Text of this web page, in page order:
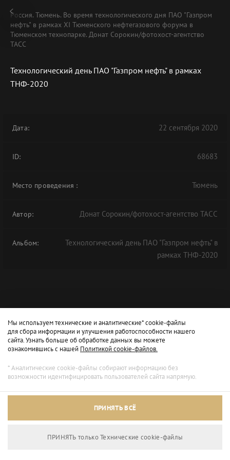
Россия. Тюмень. Во время технологического дня ПАО "Газпром
нефть" в рамках XI Тюменского нефтегазового форума в
Тюменском технопарке. Донат Сорокин/фотохост-агентство
ТАСС
Технологический день ПАО "Газпром нефть" в рамках
ТНФ-2020
Дата: 22 сентября 2020
ID: 68683
Место проведения : Тюмень
Автор: Донат Сорокин/фотохост-агентство ТАСС
Альбом:
Технологический день ПАО "Газпром нефть" в
рамках ТНФ-2020
Мы используем технические и аналитические* cookie-файлы
для сбора информации и улучшения работоспособности нашего
сайта. Узнать больше об обработке данных вы можете
ознакомившись с нашей Политикой cookie-файлов.
* Аналитические cookie-файлы собирают информацию без
возможности идентифицировать пользователей сайта напрямую.
ПРИНЯТЬ ВСЁ
ПРИНЯТЬ только Технические сookie-файлы